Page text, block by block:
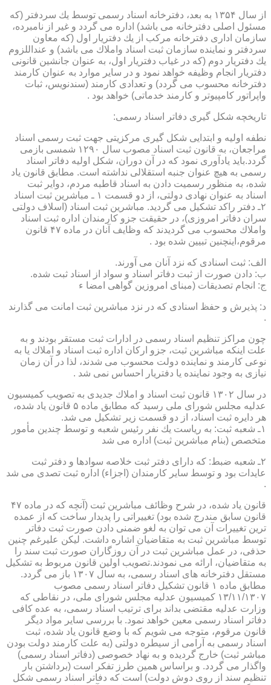
از سال ۱۳۵۴ به بعد، دفترخانه اسناد رسمی توسط یك سردفتر (كه
مسئول اصلی دفترخانه می باشد) اداره می گردد و غیر از نامبرده،
سازمان اداری دفترخانه مركب از یك دفتریار اول (كه معاون
سردفتر و نماینده سازمان ثبت اسناد واملاك می باشد) و عنداللزوم
یك دفتریار دوم (كه در غیاب دفتریار اول، به عنوان جانشین قانونی
دفتریار انجام وظیفه خواهد نمود و در سایر موارد به عنوان كارمند
دفترخانه محسوب می گردد) و تعدادی كارمند (سندنویس، ثبات
واپراتور كامپیوتر و كارمند خدماتی) خواهد بود .
تاریخچه شكل گیری دفاتر اسناد رسمی:
نطفه اولیه و ابتدایی شكل گیری مركزیتی جهت ثبت رسمی اسناد
مراجعان، به قانون ثبت اسناد مصوب سال ۱۲۹۰ شمسی بازمی
گردد.باید یادآوری نمود كه در آن دوران، شكل اولیه دفاتر اسناد
رسمی به هیچ عنوان جنبه استقلالی نداشته است. مطابق قانون یاد
شده، به منظور رسمیت دادن به اسناد قاطبه مردم، دوایر ثبت
اسناد به عنوان نهادی دولتی، از دو قسمت ۱ ـ مباشرین ثبت اسناد
۲ـ دفتر راكد تشكیل می گردید. مباشرین ثبت اسناد (اسلاف دولتی
سران دفاتر امروزی)، در حقیقت جزو كارمندان اداره ثبت اسناد
واملاك محسوب می گردیدند كه وظایف آنان در ماده ۴۷ قانون
مرقوم،اینچنین تبیین شده بود .
الف: ثبت اسنادی كه نزد آنان می آورند.
ب: دادن صورت از ثبت دفاتر اسناد و سواد از اسناد ثبت شده.
ج: انجام تصدیقات (مبنای امروزین گواهی امضا ء
د: پذیرش و حفظ اسنادی كه در نزد مباشرین ثبت امانت می گذارند
.
چون مراكز تنظیم اسناد رسمی در ادارات ثبت مستقر بودند و به
علت اینكه مباشرین ثبت، جزو اركان اداره ثبت اسناد و املاك یا به
نوعی كارمند و نماینده دولت محسوب می شدند، لذا در آن زمان
نیازی به وجود نماینده یا دفتریار احساس نمی شد .
در سال ۱۳۰۲ قانون ثبت اسناد و املاك جدیدی به تصویب كمیسیون
عدلیه مجلس شورای ملی رسید كه مطابق ماده ۵ قانون یاد شده،
هر دایره ثبت اسناد، از دو قسمت زیر تشكیل می شد.
۱ـ شعبه ثبت: به ریاست یك نفر رئیس شعبه و توسط چندین مأمور
متخصص (بنام مباشرین ثبت) اداره می شد
۲ـ شعبه ضبط: كه دارای دفتر ثبت خلاصه سوادها و دفتر ثبت
عایدات بود و توسط سایر كارمندان (اجزاء) اداره ثبت تصدی می شد
.
قانون یاد شده، در شرح وظائف مباشرین ثبت (آنچه كه در ماده ۴۷
قانون سابق مندرج شده بود) تغییراتی را پدیدار ساخت كه از عمده
ترین تغییرات آن می توان به لغو ضمنی دادن صورت ثبت دفاتر
توسط مباشرین ثبت به متقاضیان اشاره داشت. لیكن علیرغم چنین
حذفی، در عمل مباشرین ثبت در آن روزگاران صورت ثبت سند را
به متقاضیان، ارائه می نمودند.تصویب اولین قانون مربوط به تشكیل
مستقل دفترخانه های اسناد رسمی، به سال ۱۳۰۷ باز می گردد.
مطابق ماده ۱ قانون تشكیل دفاتر اسناد رسمی مصوب
۱۳/۱۱/۱۳۰۷ كمیسیون عدلیه مجلس شورای ملی، در نقاطی كه
وزارت عدلیه مقتضی بداند برای ترتیب اسناد رسمی، به عده كافی
دفاتر اسناد رسمی معین خواهد نمود. با بررسی سایر مواد دیگر
قانون مرقوم، متوجه می شویم كه با وضع قانون یاد شده، ثبت
اسناد رسمی به آرامی از سیطره دولتی (به علت كارمند دولت بودن
مباشر ثبت) خارج گردیده و به نهاد خصوصی (دفاتر اسناد رسمی)
واگذار می گردد. و براساس همین طرز تفكر است (برداشتن بار
تنظیم سند از روی دوش دولت) است كه دفاتر اسناد رسمی شكل